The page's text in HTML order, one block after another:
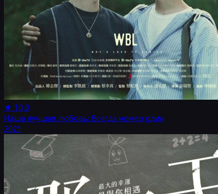
★ 10.0
Наша лучшая любовь: Всегда номер один
2021